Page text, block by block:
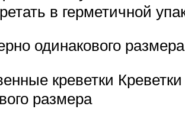
в герметичной
одинакового размера
креветки
размера